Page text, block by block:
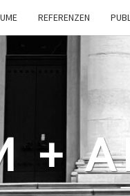
REFERENZEN
+